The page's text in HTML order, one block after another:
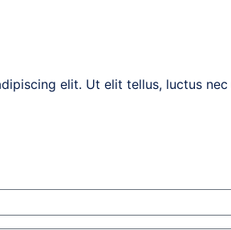
elit. Ut elit tellus, luctus